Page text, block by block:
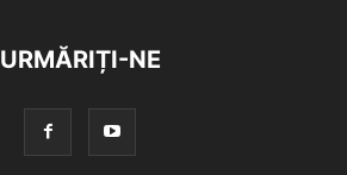
URMĂRIȚI-NE